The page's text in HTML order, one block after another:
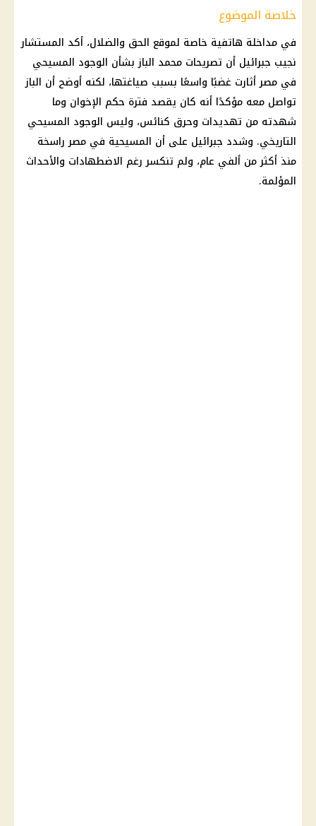
خلاصة الموضوع
في مداخلة هاتفية خاصة لموقع الحق والضلال، أكد المستشار
نجيب جبرائيل أن تصريحات محمد البازبشأن الوجود المسيحي
في مصر أثارت غضبًا واسعًا بسبب صياغتها، لكنه أوضح أن الباز
تواصل معه مؤكدًا أنه كان يقصد فترة حكم الإخوان وما
شهدته من تهديدات وحرق كنائس، وليس الوجود المسيحي
التاريخي. وشدد جبرائيل على أن المسيحية في مصر راسخة
منذ أكثر من ألفي عام، ولم تنكسر رغم الاضطهادات والأحداث
المؤلمة.